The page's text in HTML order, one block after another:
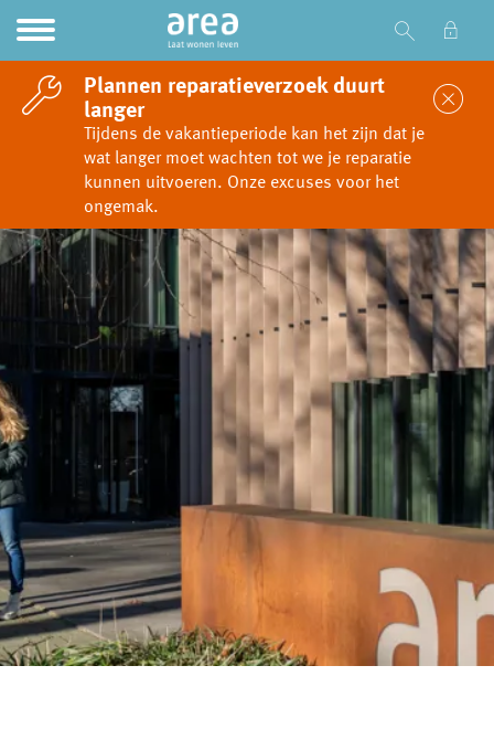
Naar hoofdinhoud
Naar hoofdnavigatiemenu
Naar de homepage
Ga naar Hoofd
Plannen reparatieverzoek duurt
langer
Tijdens de vakantieperiode kan het zijn dat je
wat langer moet wachten tot we je reparatie
kunnen uitvoeren. Onze excuses voor het
ongemak.